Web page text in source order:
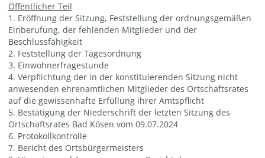
Öffentlicher Teil
1. Eröffnung der Sitzung, Feststellung der ordnungsgemäßen
Einberufung, der fehlenden Mitglieder und der
Beschlussfähigkeit
2. Feststellung der Tagesordnung
3. Einwohnerfragestunde
4. Verpflichtung der in der konstituierenden Sitzung nicht
anwesenden ehrenamtlichen Mitglieder des Ortschaftsrates
auf die gewissenhafte Erfüllung ihrer Amtspflicht
5. Bestätigung der Niederschrift der letzten Sitzung des
Ortschaftsrates Bad Kösen vom 09.07.2024
6. Protokollkontrolle
7. Bericht des Ortsbürgermeisters